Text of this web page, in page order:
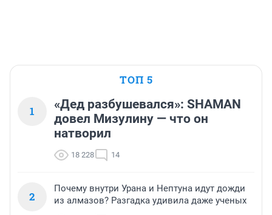
ТОП 5
1
«Дед разбушевался»: SHAMAN
довел Мизулину — что он
натворил
18 228 14
2
Почему внутри Урана и Нептуна идут дожди
из алмазов? Разгадка удивила даже ученых